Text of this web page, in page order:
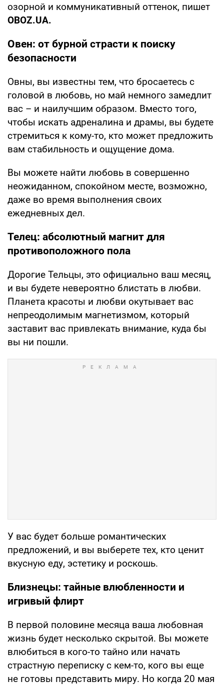
озорной и коммуникативный оттенок, пишет
OBOZ.UA.
Овен: от бурной страсти к поиску
безопасности
Овны, вы известны тем, что бросаетесь с
головой в любовь, но май немного замедлит
вас – и наилучшим образом. Вместо того,
чтобы искать адреналина и драмы, вы будете
стремиться к кому-то, кто может предложить
вам стабильность и ощущение дома.
Вы можете найти любовь в совершенно
неожиданном, спокойном месте, возможно,
даже во время выполнения своих
ежедневных дел.
Телец: абсолютный магнит для
противоположного пола
Дорогие Тельцы, это официально ваш месяц,
и вы будете невероятно блистать в любви.
Планета красоты и любви окутывает вас
непреодолимым магнетизмом, который
заставит вас привлекать внимание, куда бы
вы ни пошли.
У вас будет больше романтических
предложений, и вы выберете тех, кто ценит
вкусную еду, эстетику и роскошь.
Близнецы: тайные влюбленности и
игривый флирт
В первой половине месяца ваша любовная
жизнь будет несколько скрытой. Вы можете
влюбиться в кого-то тайно или начать
страстную переписку с кем-то, кого вы еще
не готовы представить миру. Но когда 20 мая